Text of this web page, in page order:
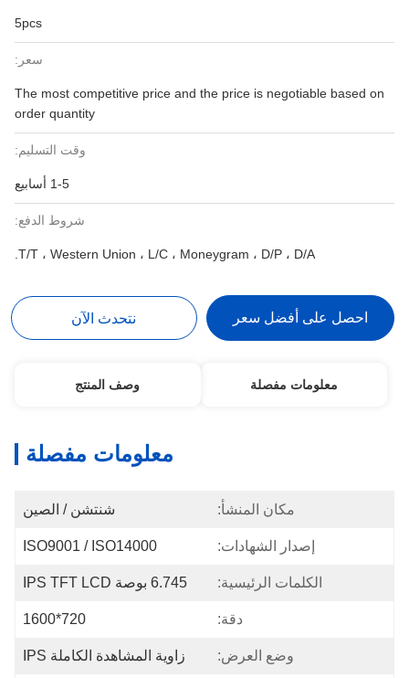
5pcs
سعر:
The most competitive price and the price is negotiable based on
order quantity
وقت التسليم:
1-5 أسابيع
شروط الدفع:
T/T ، Western Union ، L/C ، Moneygram ، D/P ، D/A.
احصل على أفضل سعر نتحدث الآن
معلومات مفصلة وصف المنتج
معلومات مفصلة
مكان المنشأ: شنتشن / الصين
إصدار الشهادات: ISO9001 / ISO14000
الكلمات الرئيسية: 6.745 بوصة IPS TFT LCD
دقة: 720*1600
وضع العرض: زاوية المشاهدة الكاملة IPS